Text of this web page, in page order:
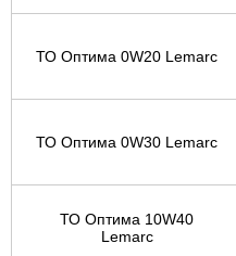
ТО Оптима 0W20 Lemarc
ТО Оптима 0W30 Lemarc
ТО Оптима 10W40
Lemarc